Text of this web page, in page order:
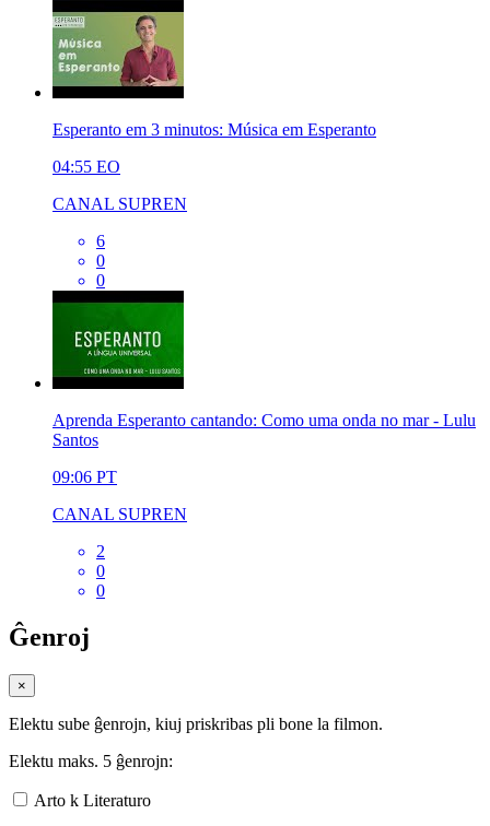
Esperanto em 3 minutos: Música em Esperanto
04:55 EO
CANAL SUPREN
6
0
0
Aprenda Esperanto cantando: Como uma onda no mar - Lulu
Santos
09:06 PT
CANAL SUPREN
2
0
0
Ĝenroj
×
Elektu sube ĝenrojn, kiuj priskribas pli bone la filmon.
Elektu maks. 5 ĝenrojn:
Arto k Literaturo